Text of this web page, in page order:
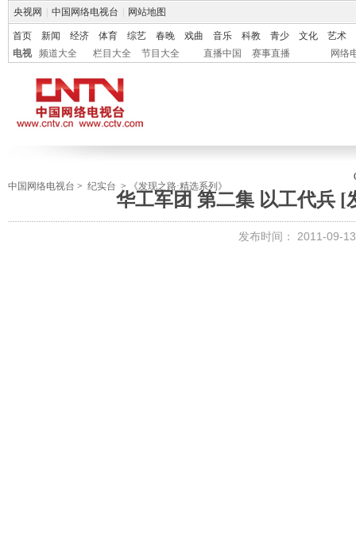
央视网 中国网络电视台 网站地图
首页 新闻 经济 体育 综艺 春晚 戏曲 音乐 科教 青少 文化
艺术
电视
频道大全 栏目大全 节目大全 直播中国 赛事直播 网络
中国网络电视台 > 纪实台 > 《发现之路·精选系列》
华工军团 第二集 以工代兵 [
发布时间： 2011-09-